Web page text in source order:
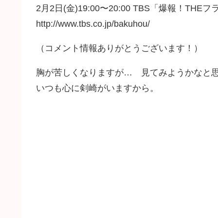
2月2日(金)19:00〜20:00 TBS「爆報！THEフ
http://www.tbs.co.jp/bakuhou/
（コメント情報ありがとうございます！）
胸が苦しくなりますが… 見てみようかなと思
いつも心に剣崎がいますから。